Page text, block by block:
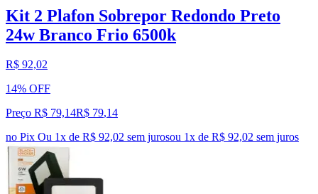
Kit 2 Plafon Sobrepor Redondo Preto
24w Branco Frio 6500k
R$ 92,02
14% OFF
Preço R$ 79,14R$ 79,14
no Pix Ou 1x de R$ 92,02 sem jurosou 1x de R$ 92,02 sem juros